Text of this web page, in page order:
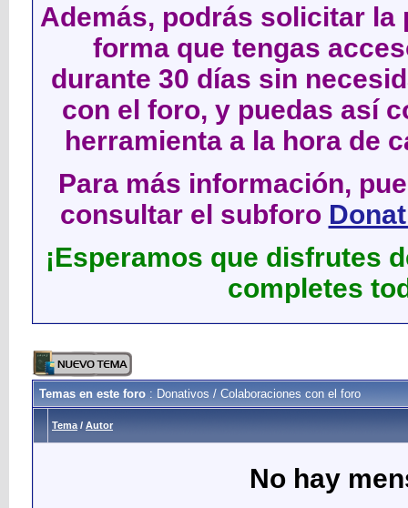
Además, podrás solicitar
forma que tengas
durante 30 días sin
con el foro, y puedas así
herramienta a la hora de
Para más información,
consultar el subforo
¡Esperamos que disfrutes
completes
Temas en este foro : Donativos / Colaboraciones con el foro
Tema / Autor
No hay